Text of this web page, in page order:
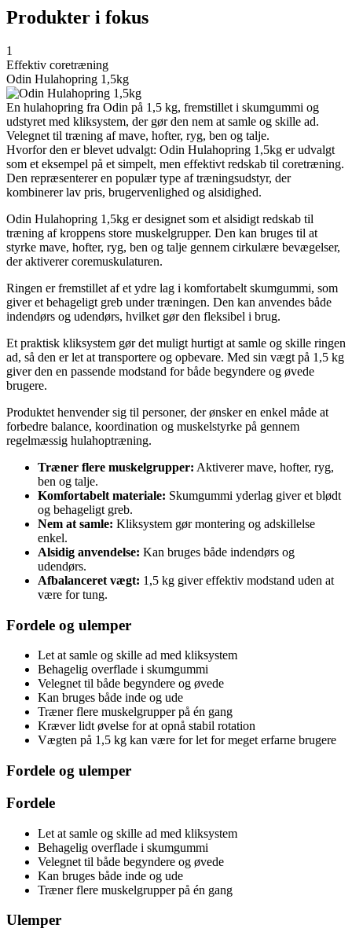
Produkter i fokus
1
Effektiv coretræning
Odin Hulahopring 1,5kg
En hulahopring fra Odin på 1,5 kg, fremstillet i skumgummi og
udstyret med kliksystem, der gør den nem at samle og skille ad.
Velegnet til træning af mave, hofter, ryg, ben og talje.
Hvorfor den er blevet udvalgt: Odin Hulahopring 1,5kg er udvalgt
som et eksempel på et simpelt, men effektivt redskab til coretræning.
Den repræsenterer en populær type af træningsudstyr, der
kombinerer lav pris, brugervenlighed og alsidighed.
Odin Hulahopring 1,5kg er designet som et alsidigt redskab til
træning af kroppens store muskelgrupper. Den kan bruges til at
styrke mave, hofter, ryg, ben og talje gennem cirkulære bevægelser,
der aktiverer coremuskulaturen.
Ringen er fremstillet af et ydre lag i komfortabelt skumgummi, som
giver et behageligt greb under træningen. Den kan anvendes både
indendørs og udendørs, hvilket gør den fleksibel i brug.
Et praktisk kliksystem gør det muligt hurtigt at samle og skille ringen
ad, så den er let at transportere og opbevare. Med sin vægt på 1,5 kg
giver den en passende modstand for både begyndere og øvede
brugere.
Produktet henvender sig til personer, der ønsker en enkel måde at
forbedre balance, koordination og muskelstyrke på gennem
regelmæssig hulahoptræning.
Træner flere muskelgrupper: Aktiverer mave, hofter, ryg,
ben og talje.
Komfortabelt materiale: Skumgummi yderlag giver et blødt
og behageligt greb.
Nem at samle: Kliksystem gør montering og adskillelse
enkel.
Alsidig anvendelse: Kan bruges både indendørs og
udendørs.
Afbalanceret vægt: 1,5 kg giver effektiv modstand uden at
være for tung.
Fordele og ulemper
Let at samle og skille ad med kliksystem
Behagelig overflade i skumgummi
Velegnet til både begyndere og øvede
Kan bruges både inde og ude
Træner flere muskelgrupper på én gang
Kræver lidt øvelse for at opnå stabil rotation
Vægten på 1,5 kg kan være for let for meget erfarne brugere
Fordele og ulemper
Fordele
Let at samle og skille ad med kliksystem
Behagelig overflade i skumgummi
Velegnet til både begyndere og øvede
Kan bruges både inde og ude
Træner flere muskelgrupper på én gang
Ulemper